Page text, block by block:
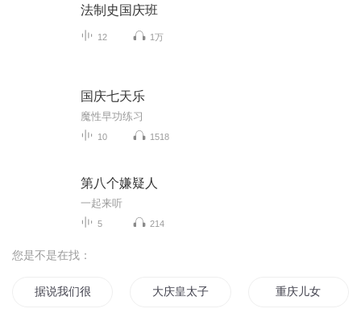
法制史国庆班
12 1万
国庆七天乐
魔性早功练习
10 1518
第八个嫌疑人
一起来听
5 214
您是不是在找：
据说我们很合适 大庆皇太子 重庆儿女